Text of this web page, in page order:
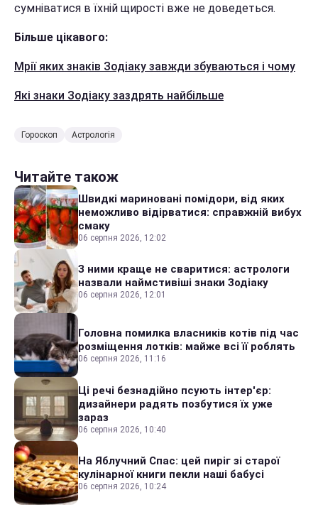
сумніватися в їхній щирості вже не доведеться.
Більше цікавого:
Мрії яких знаків Зодіаку завжди збуваються і чому
Які знаки Зодіаку заздрять найбільше
Гороскоп Астрологія
Читайте також
Швидкі мариновані помідори, від яких
неможливо відірватися: справжній вибух
смаку
06 серпня 2026, 12:02
З ними краще не сваритися: астрологи
назвали наймстивіші знаки Зодіаку
06 серпня 2026, 12:01
Головна помилка власників котів під час
розміщення лотків: майже всі її роблять
06 серпня 2026, 11:16
Ці речі безнадійно псують інтер'єр:
дизайнери радять позбутися їх уже
зараз
06 серпня 2026, 10:40
На Яблучний Спас: цей пиріг зі старої
кулінарної книги пекли наші бабусі
06 серпня 2026, 10:24